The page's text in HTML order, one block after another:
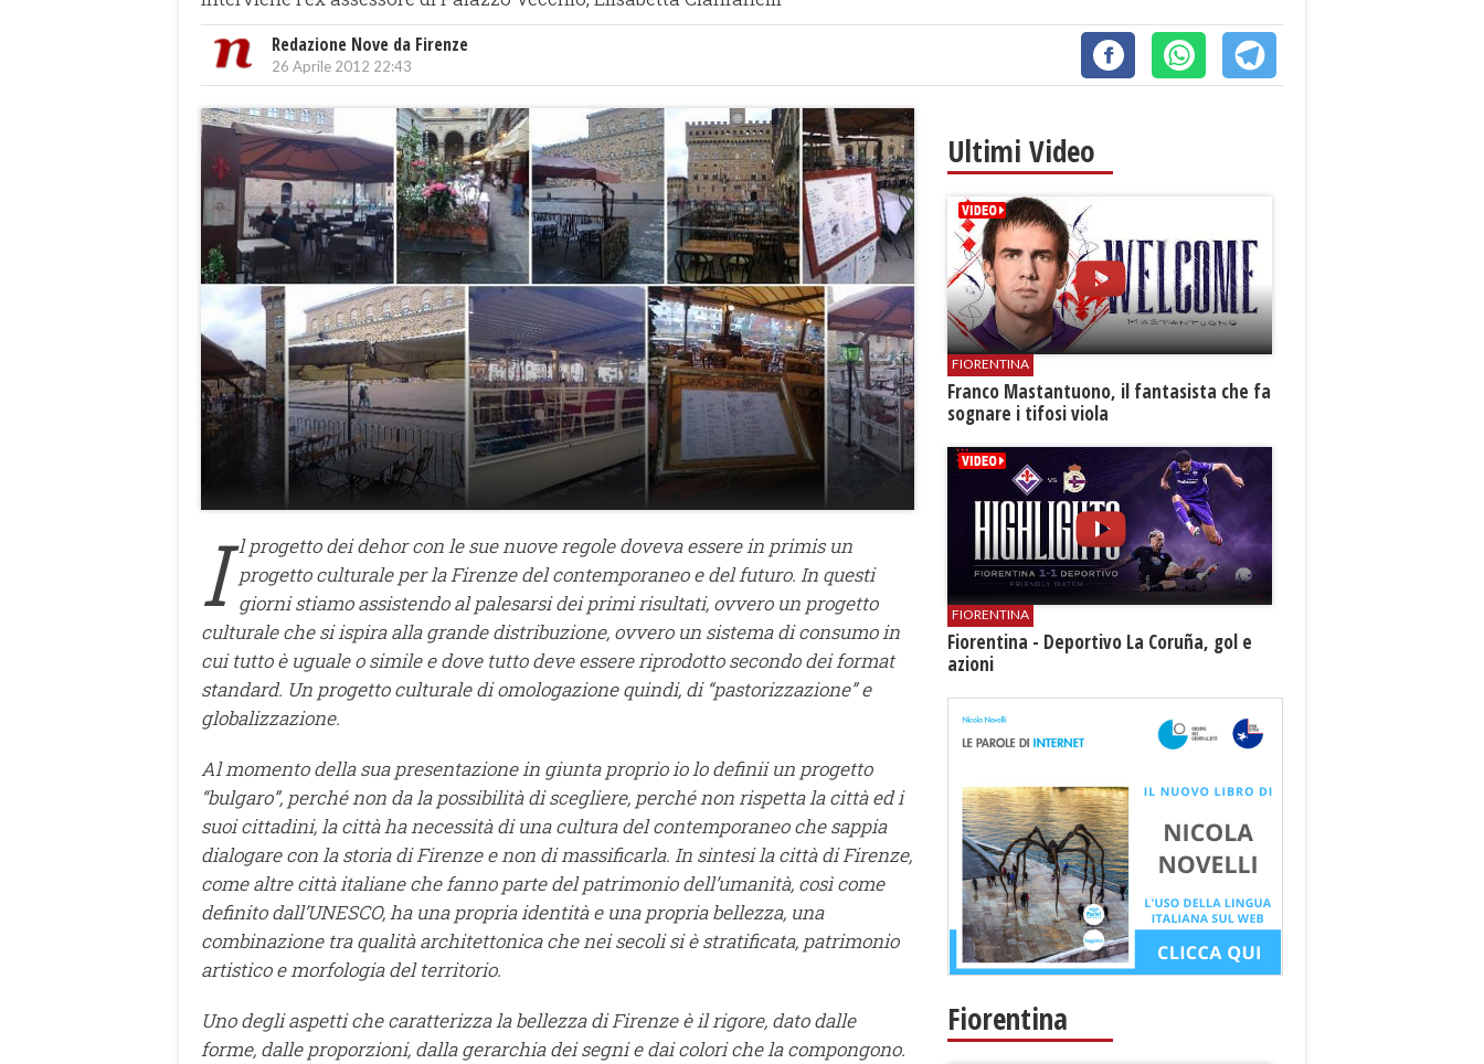
Redazione Nove da Firenze
26 Aprile 2012 22:43
I l progetto dei dehor con le sue nuove regole doveva essere in primis un
progetto culturale per la Firenze del contemporaneo e del futuro. In questi
giorni stiamo assistendo al palesarsi dei primi risultati, ovvero un progetto
culturale che si ispira alla grande distribuzione, ovvero un sistema di consumo in
cui tutto è uguale o simile e dove tutto deve essere riprodotto secondo dei format
standard. Un progetto culturale di omologazione quindi, di “pastorizzazione” e
globalizzazione.
Al momento della sua presentazione in giunta proprio io lo definii un progetto
“bulgaro”, perché non da la possibilità di scegliere, perché non rispetta la città ed i
suoi cittadini, la città ha necessità di una cultura del contemporaneo che sappia
dialogare con la storia di Firenze e non di massificarla. In sintesi la città di Firenze,
come altre città italiane che fanno parte del patrimonio dell’umanità, così come
definito dall’UNESCO, ha una propria identità e una propria bellezza, una
combinazione tra qualità architettonica che nei secoli si è stratificata, patrimonio
artistico e morfologia del territorio.
Uno degli aspetti che caratterizza la bellezza di Firenze è il rigore, dato dalle
forme, dalle proporzioni, dalla gerarchia dei segni e dai colori che la compongono.
Ultimi Video
FIORENTINA
Franco Mastantuono, il fantasista che fa
sognare i tifosi viola
FIORENTINA
Fiorentina - Deportivo La Coruña, gol e
azioni
Fiorentina